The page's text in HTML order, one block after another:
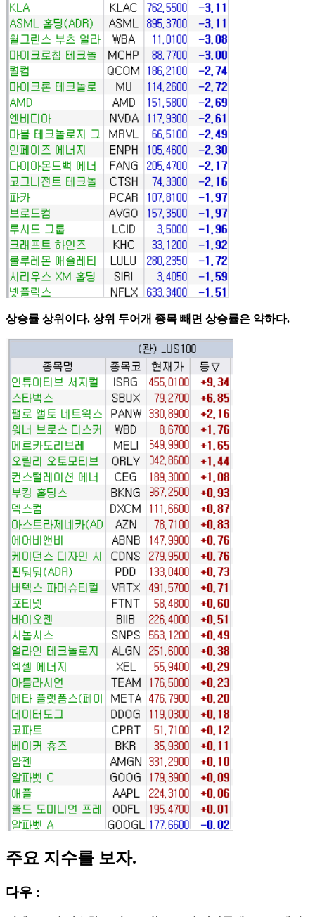
상승률 상위이다. 상위 두어개 종목 빼면 상승률은 약하다.
주요 지수를 보자.
다우 :